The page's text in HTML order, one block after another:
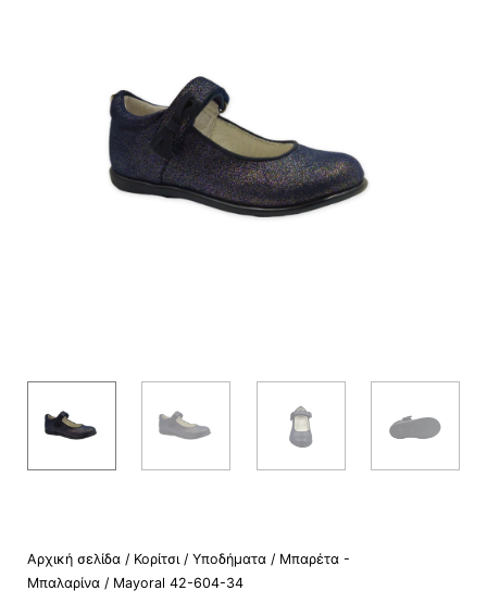
Αρχική σελίδα / Κορίτσι / Υποδήματα / Μπαρέτα -
Μπαλαρίνα / Mayoral 42-604-34